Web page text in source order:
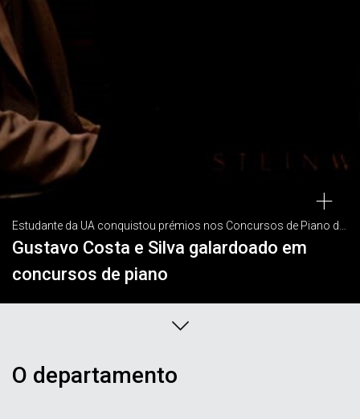
Gustavo Costa e Silva galardoado em
concursos de piano
O departamento